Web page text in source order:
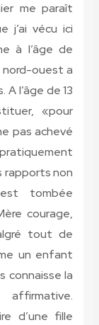
me paraît
j’ai vécu ici
à l’âge de
ouest a
l’âge de 13
«pour
pas achevé
rapports non
tombée
courage,
tout de
un enfant
connaisse la
affirmative.
d’une fille